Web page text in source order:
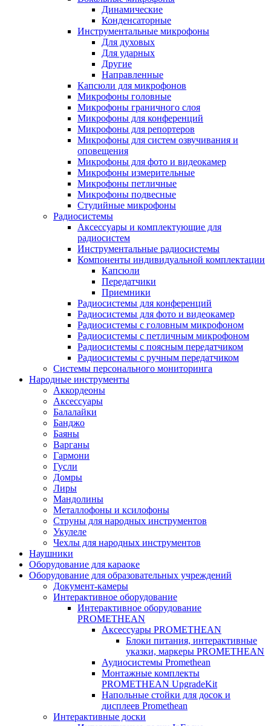
Динамические
Конденсаторные
Инструментальные микрофоны
Для духовых
Для ударных
Другие
Направленные
Капсюли для микрофонов
Микрофоны головные
Микрофоны граничного слоя
Микрофоны для конференций
Микрофоны для репортеров
Микрофоны для систем озвучивания и
оповещения
Микрофоны для фото и видеокамер
Микрофоны измерительные
Микрофоны петличные
Микрофоны подвесные
Студийные микрофоны
Радиосистемы
Аксессуары и комплектующие для
радиосистем
Инструментальные радиосистемы
Компоненты индивидуальной комплектации
Капсюли
Передатчики
Приемники
Радиосистемы для конференций
Радиосистемы для фото и видеокамер
Радиосистемы с головным микрофоном
Радиосистемы с петличным микрофоном
Радиосистемы с поясным передатчиком
Радиосистемы с ручным передатчиком
Системы персонального мониторинга
Народные инструменты
Аккордеоны
Аксессуары
Балалайки
Банджо
Баяны
Варганы
Гармони
Гусли
Домры
Лиры
Мандолины
Металлофоны и ксилофоны
Струны для народных инструментов
Укулеле
Чехлы для народных инструментов
Наушники
Оборудование для караоке
Оборудование для образовательных учреждений
Документ-камеры
Интерактивное оборудование
Интерактивное оборудование
PROMETHEAN
Аксессуары PROMETHEAN
Блоки питания, интерактивные
указки, маркеры PROMETHEAN
Аудиосистемы Promethean
Монтажные комплекты
PROMETHEAN UpgradeKit
Напольные стойки для досок и
дисплеев Promethean
Интерактивные доски